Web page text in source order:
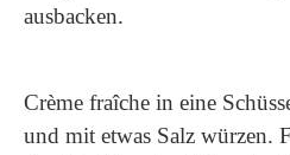
ausbacken.
Crème fraîche in eine
und mit etwas Salz würzen.